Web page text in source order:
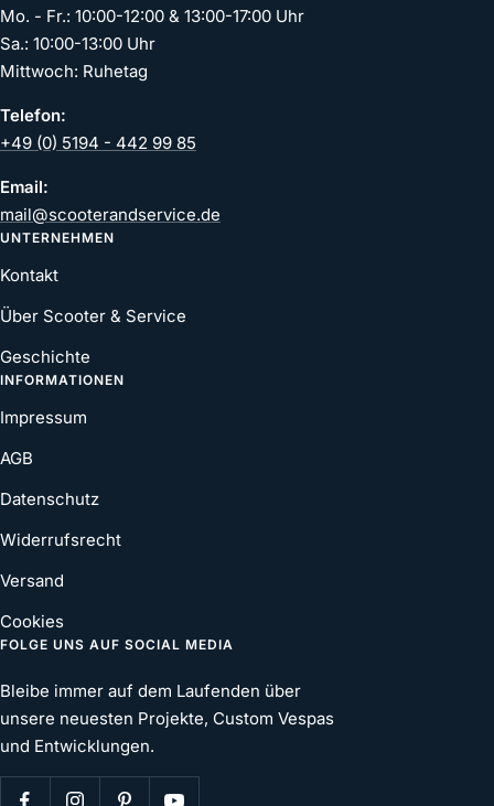
Mo. - Fr.: 10:00-12:00 & 13:00-17:00 Uhr
Sa.: 10:00-13:00 Uhr
Mittwoch: Ruhetag
Telefon:
+49 (0) 5194 - 442 99 85
Email:
mail@scooterandservice.de
UNTERNEHMEN
Kontakt
Über Scooter & Service
Geschichte
INFORMATIONEN
Impressum
AGB
Datenschutz
Widerrufsrecht
Versand
Cookies
FOLGE UNS AUF SOCIAL MEDIA
Bleibe immer auf dem Laufenden über
unsere neuesten Projekte, Custom Vespas
und Entwicklungen.